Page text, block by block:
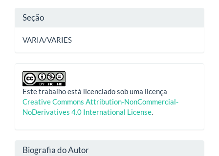
Seção
VARIA/VARIES
Este trabalho está licenciado sob uma licença
Creative Commons Attribution-NonCommercial-
NoDerivatives 4.0 International License
Biografia do Autor